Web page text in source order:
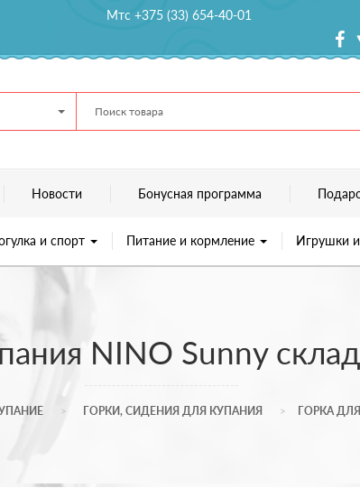
Мтс +375 (33) 654-40-01
Новости Бонусная программа
и спорт Питание и кормление Игрушки
NINO Sunny
ГОРКИ, СИДЕНИЯ ДЛЯ КУПАНИЯ ГОРКА